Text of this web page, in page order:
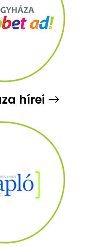
hírei